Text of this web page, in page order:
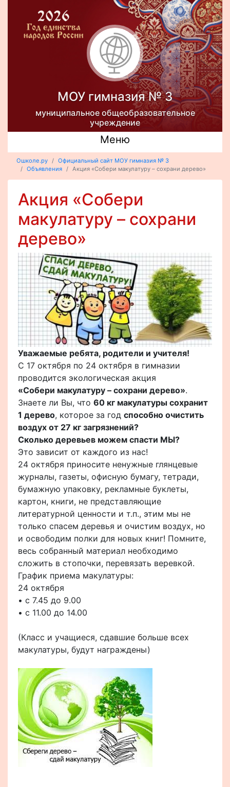
МОУ гимназия № 3
муниципальное общеобразовательное
учреждение
Меню
Ошколе.ру
Официальный сайт МОУ гимназия № 3
Объявления
Акция «Собери макулатуру – сохрани дерево»
Акция «Собери
макулатуру – сохрани
дерево»
Уважаемые ребята, родители и учителя!
С 17 октября по 24 октября в гимназии
проводится экологическая акция
«Собери макулатуру – сохрани дерево».
Знаете ли Вы, что 60 кг макулатуры сохранит
1 дерево, которое за год способно очистить
воздух от 27 кг загрязнений?
Сколько деревьев можем спасти МЫ?
Это зависит от каждого из нас!
24 октября приносите ненужные глянцевые
журналы, газеты, офисную бумагу, тетради,
бумажную упаковку, рекламные буклеты,
картон, книги, не представляющие
литературной ценности и т.п., этим мы не
только спасем деревья и очистим воздух, но
и освободим полки для новых книг! Помните,
весь собранный материал необходимо
сложить в стопочки, перевязать веревкой.
График приема макулатуры:
24 октября
• с 7.45 до 9.00
• с 11.00 до 14.00
(Класс и учащиеся, сдавшие больше всех
макулатуры, будут награждены)